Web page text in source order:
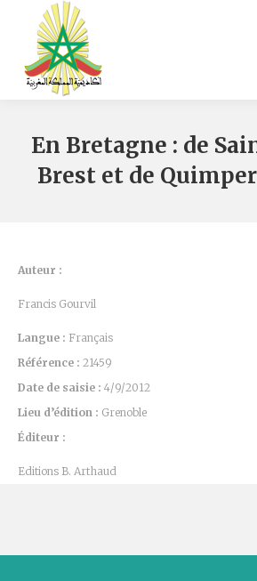
En Bretagne : de
Brest et de
Auteur :
Francis Gourvil
Langue : Français
Référence : 21459
Date de saisie : 4/9/2012
Lieu d’édition : Grenoble
Éditeur :
Editions B. Arthaud